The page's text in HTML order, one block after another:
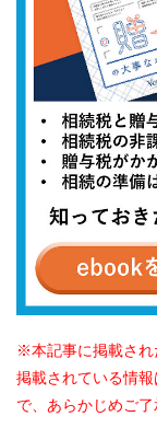
本記事に掲載さ
掲載されている情
で、あらかじめご了